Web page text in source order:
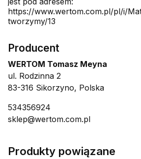
https://www.wertom.com.pl/pl/i/
tworzymy/13
Producent
WERTOM Tomasz Meyna
ul. Rodzinna 2
83-316 Sikorzyno, Polska
534356924
sklep@wertom.com.pl
Produkty powiązane